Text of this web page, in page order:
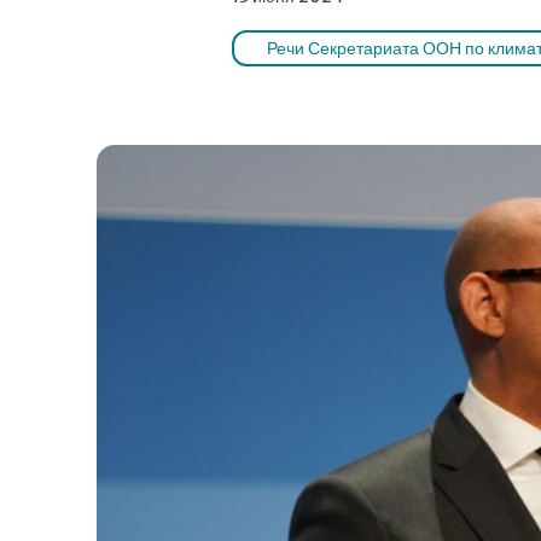
Речи Секретариата ООН по